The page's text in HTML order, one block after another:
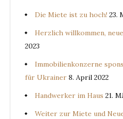
Die Miete ist zu hoch! 23.
Herzlich willkommen,
2023
Immobilienkonzerne
für Ukrainer 8. April 2022
Handwerker im Haus 21.
Weiter zur Miete und